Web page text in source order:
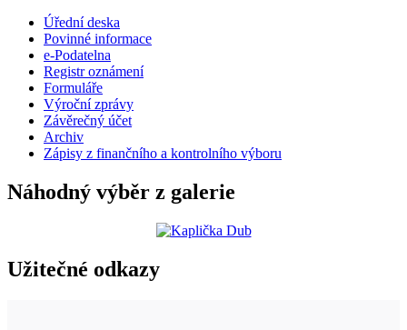
Úřední deska
Povinné informace
e-Podatelna
Registr oznámení
Formuláře
Výroční zprávy
Závěrečný účet
Archiv
Zápisy z finančního a kontrolního výboru
Náhodný výběr z galerie
Užitečné odkazy